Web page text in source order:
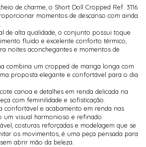
de charme, o Short Doll Cropped Ref. 3116
momentos de descanso com ainda
de alta qualidade, o conjunto possui toque
fluido e excelente conforto térmico,
noites aconchegantes e momentos de
combina um cropped de manga longa com
proposta elegante e confortável para o dia
canoa e detalhes em renda delicada na
com feminilidade e sofisticação.
confortável e acabamento em renda nas
um visual harmonioso e refinado.
costuras reforçadas e modelagem que se
os movimentos, é uma peça pensada para
abrir mão da beleza.